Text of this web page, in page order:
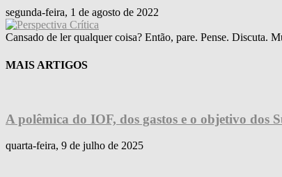
segunda-feira, 1 de agosto de 2022
Cansado de ler qualquer coisa? Então, pare. Pense. Discuta.
MAIS ARTIGOS
A polêmica do IOF, dos gastos e o objetivo dos
quarta-feira, 9 de julho de 2025